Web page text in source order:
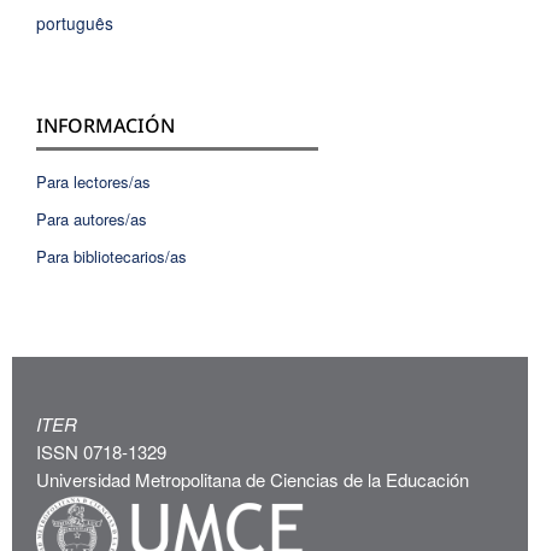
português
INFORMACIÓN
Para lectores/as
Para autores/as
Para bibliotecarios/as
ITER
ISSN 0718-1329
Universidad Metropolitana de Ciencias de la Educación